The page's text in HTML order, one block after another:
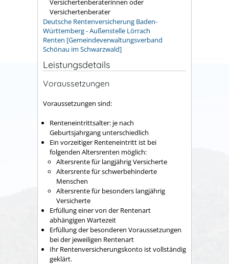
Versichertenberater
Deutsche Rentenversicherung Baden-
Württemberg - Außenstelle Lörrach
Renten [Gemeindeverwaltungsverband
Schönau im Schwarzwald]
Leistungsdetails
Voraussetzungen
Voraussetzungen sind:
Renteneintrittsalter: je nach
Geburtsjahrgang unterschiedlich
Ein vorzeitiger Renteneintritt ist bei
folgenden Altersrenten möglich:
Altersrente für langjährig Versicherte
Altersrente für schwerbehinderte
Menschen
Altersrente für besonders langjährig
Versicherte
Erfüllung einer von der Rentenart
abhängigen Wartezeit
Erfüllung der besonderen Voraussetzungen
bei der jeweiligen Rentenart
Ihr Rentenversicherungskonto ist vollständig
geklärt.